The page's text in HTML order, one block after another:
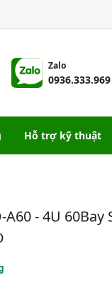
Zalo
0936.333.969
Hỗ trợ kỹ thuật
- 4U 60Bay